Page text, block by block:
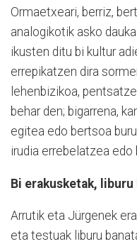
Ormaetxeari, berriz,
analogikotik asko
ikusten ditu bi kultur
errepikatzen dira
lehenbizikoa,
behar den; bigarrena,
egitea edo bertsoa
irudia errebelatzea edo
Bi erakusketak, liburu
Arrutik eta Jürgenek
eta testuak liburu